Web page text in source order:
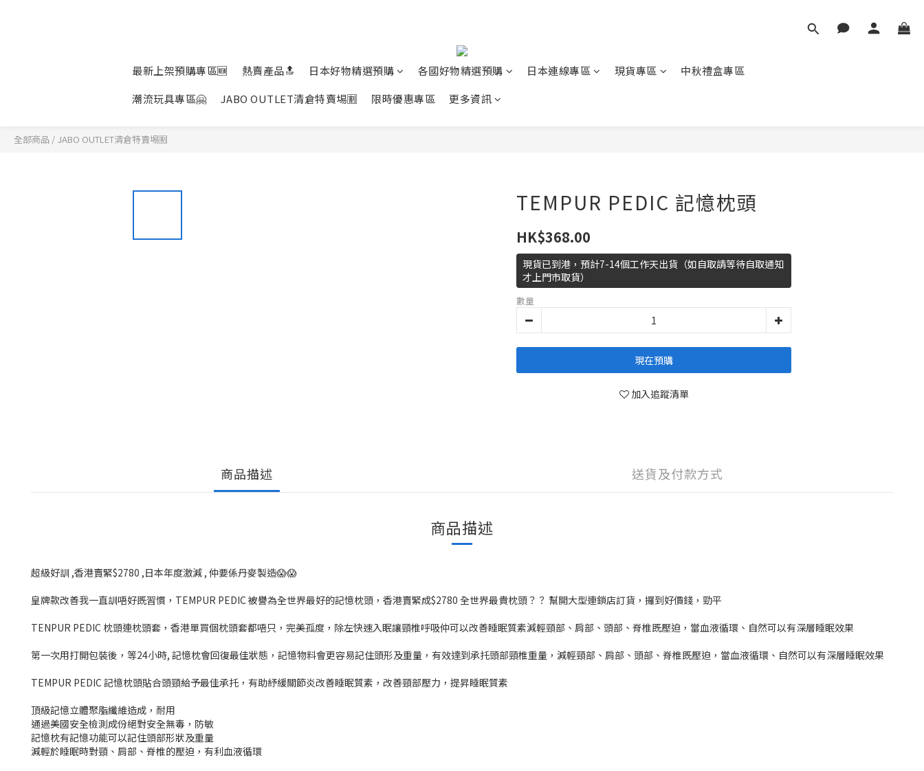
最新上架預購專區🆕 熱賣產品🔝 日本好物精選預購 各國好物精選預購 日本連線專區 現貨專區
中秋禮盒專區
潮流玩具專區🤗
JABO OUTLET清倉特賣埸🈹 限時優惠專區 更多資訊
全部商品 / JABO OUTLET清倉特賣埸🈹
TEMPUR PEDIC 記憶枕頭
HK$368.00
現貨已到港，預計7-14個工作天出貨（如自取請等待自取通知
才上門市取貨）
數量
現在預購
加入追蹤清單
商品描述 送貨及付款方式
商品描述
超級好訓 ,香港賣緊$2780 ,日本年度激減 , 仲要係丹麥製造😱😱
皇牌款改善我一直訓唔好既習慣，TEMPUR PEDIC 被譽為全世界最好的記憶枕頭，香港賣緊成$2780 全世界最貴枕頭？？ 幫開大型連鎖店訂貨，攞到好價錢，勁平
TENPUR PEDIC 枕頭連枕頭套，香港單買個枕頭套都唔只，完美孤度，除左快速入眠讓頸椎呼吸仲可以改善睡眠質素減輕頸部、肩部、頭部、脊椎既壓迫，當血液循環、自然可以有深層睡眠效果
第一次用打開包裝後，等24小時, 記憶枕會回復最佳狀態，記憶物料會更容易記住頭形及重量，有效達到承托頭部頸椎重量，減輕頸部、肩部、頭部、脊椎既壓迫，當血液循環、自然可以有深層睡眠效果
TEMPUR PEDIC 記憶枕頭貼合頭頸給予最佳承托，有助紓緩關節炎改善睡眠質素，改善頸部壓力，提昇睡眠質素
頂級記憶立體聚脂纖維造成，耐用
通過美國安全檢測成份絕對安全無毒，防敏
記憶枕有記憶功能可以記住頭部形狀及重量
減輕於睡眠時對頸、肩部、脊椎的壓迫，有利血液循環